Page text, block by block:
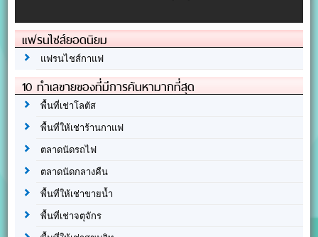
แฟรนไชส์ยอดนิยม
แฟรนไชส์กาแฟ
10 ทำเลขายของที่มีการค้นหามากที่สุด
พื้นที่เช่าโลตัส
พื้นที่ให้เช่าร้านกาแฟ
ตลาดนัดรถไฟ
ตลาดนัดกลางคืน
พื้นที่ให้เช่าขายน้ำ
พื้นที่เช่าจตุจักร